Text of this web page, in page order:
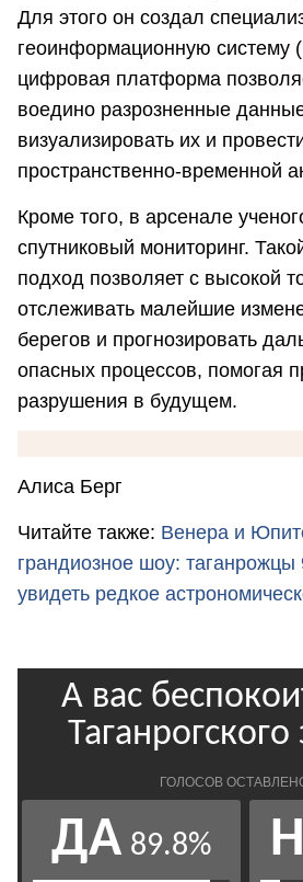
Для этого он создал
геоинформационную систему
цифровая платформа
воедино разрозненные
визуализировать их и
пространственно-временной
Кроме того, в арсенале
спутниковый мониторинг.
подход позволяет с высокой
отслеживать малейшие
берегов и прогнозировать
опасных процессов, помогая
разрушения в будущем.
Алиса Берг
Читайте также: Венера и
грандиозное шоу: таганрожцы
увидеть редкое